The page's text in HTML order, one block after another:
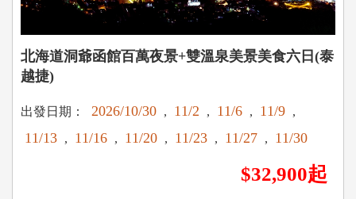
北海道洞爺函館百萬夜景+雙溫泉美景美食六日(泰
越捷)
出發日期： 2026/10/30 , 11/2 , 11/6 , 11/9 ,
11/13 , 11/16 , 11/20 , 11/23 , 11/27 , 11/30
$32,900起